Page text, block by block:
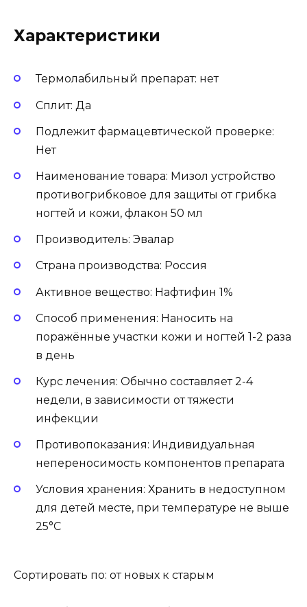
Характеристики
Термолабильный препарат: нет
Сплит: Да
Подлежит фармацевтической проверке:
Нет
Наименование товара: Мизол устройство
противогрибковое для защиты от грибка
ногтей и кожи, флакон 50 мл
Производитель: Эвалар
Страна производства: Россия
Активное вещество: Нафтифин 1%
Способ применения: Наносить на
поражённые участки кожи и ногтей 1-2 раза
в день
Курс лечения: Обычно составляет 2-4
недели, в зависимости от тяжести
инфекции
Противопоказания: Индивидуальная
непереносимость компонентов препарата
Условия хранения: Хранить в недоступном
для детей месте, при температуре не выше
25°C
Сортировать по: от новых к старым